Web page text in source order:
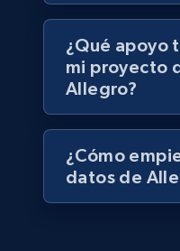
TikTok Shop
URL, Title, Available,
price, Final price,
¿Qué apoyo
mi proyecto
Allegro?
¿Cómo
datos de